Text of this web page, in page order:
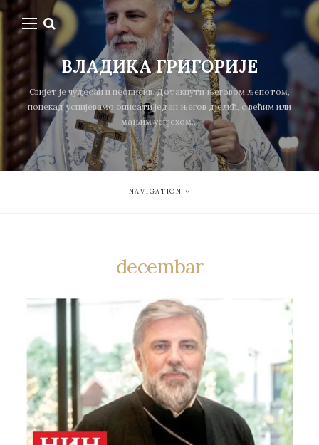
ВЛАДИКА ГРИГОРИЈЕ
Свијет је чудесан и неописив. Дотакнути његовом љепотом,
понекад успијевамо описати један његов дјелић, с већим или
мањим успјехом...
NAVIGATION
decembar